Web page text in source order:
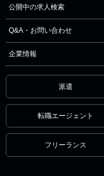
公開中の求人検索
Q&A・お問い合わせ
企業情報
派遣
転職エージェント
フリーランス